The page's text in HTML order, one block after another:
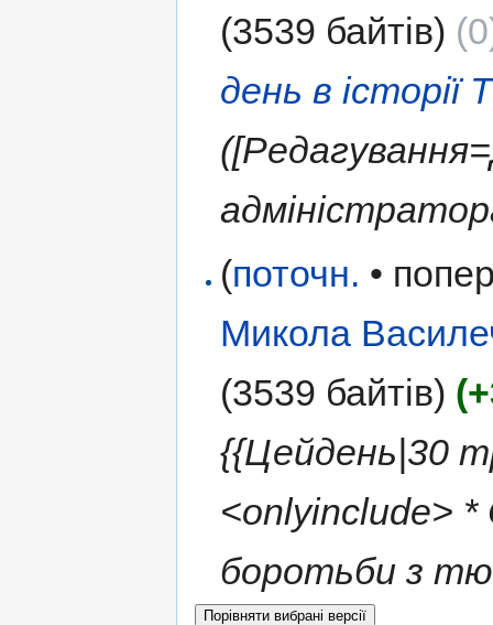
(3539 байтів)
день в
(поточн. •
Микола
(3539 байтів)
{{Цейдень|30
<onlyinclude>
боротьби з